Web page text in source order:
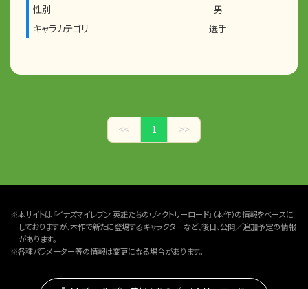
性別
男
キャラカテゴリ
選手
<< 1 >>
※本サイトは『イナズマイレブン 英雄たちのヴィクトリーロード』（本作）の情報をベースに
しておりますが、本作で新たに登場するキャラクターなど、後日、公開／追加予定の情報
があります。
※各種パラメーター等の情報は変更になる場合があります。